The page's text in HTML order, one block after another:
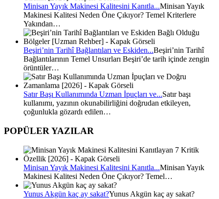
Minisan Yayık Makinesi Kalitesini Kanıtla...Minisan Yayık
Makinesi Kalitesi Neden Öne Çıkıyor? Temel Kriterlere
Yakından…
Beşiri’nin Tarihî Bağlantıları ve Eskiden...Beşiri’nin Tarihî
Bağlantılarının Temel Unsurları Beşiri’de tarih içinde zengin
örüntüler…
Satır Başı Kullanımında Uzman İpuçları ve...Satır başı
kullanımı, yazının okunabilirliğini doğrudan etkileyen,
çoğunlukla gözardı edilen…
POPÜLER YAZILAR
Minisan Yayık Makinesi Kalitesini Kanıtla...Minisan Yayık
Makinesi Kalitesi Neden Öne Çıkıyor? Temel…
Yunus Akgün kaç ay sakat?Yunus Akgün kaç ay sakat?